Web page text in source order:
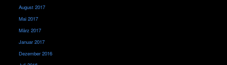
August 2017
Mai 2017
März 2017
Januar 2017
Dezember 2016